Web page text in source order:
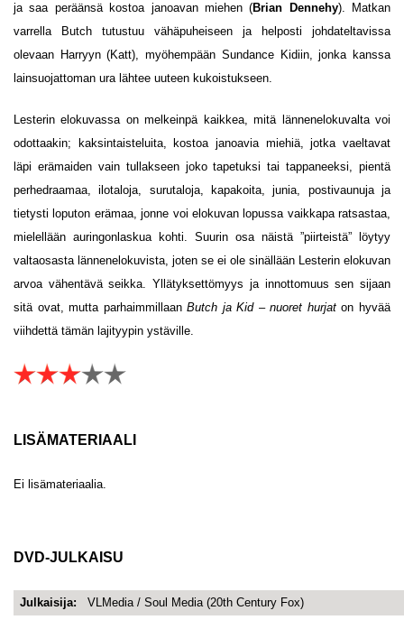
ja saa peräänsä kostoa janoavan miehen (Brian Dennehy). Matkan
varrella Butch tutustuu vähäpuheiseen ja helposti johdateltavissa
olevaan Harryyn (Katt), myöhempään Sundance Kidiin, jonka kanssa
lainsuojattoman ura lähtee uuteen kukoistukseen.
Lesterin elokuvassa on melkeinpä kaikkea, mitä lännenelokuvalta voi
odottaakin; kaksintaisteluita, kostoa janoavia miehiä, jotka vaeltavat
läpi erämaiden vain tullakseen joko tapetuksi tai tappaneeksi, pientä
perhedraamaa, ilotaloja, surutaloja, kapakoita, junia, postivaunuja ja
tietysti loputon erämaa, jonne voi elokuvan lopussa vaikkapa ratsastaa,
mielellään auringonlaskua kohti. Suurin osa näistä ”piirteistä” löytyy
valtaosasta lännenelokuvista, joten se ei ole sinällään Lesterin elokuvan
arvoa vähentävä seikka. Yllätyksettömyys ja innottomuus sen sijaan
sitä ovat, mutta parhaimmillaanButch ja Kid – nuoret hurjaton hyvää
viihdettä tämän lajityypin ystäville.
LISÄMATERIAALI
Ei lisämateriaalia.
DVD-JULKAISU
Julkaisija:
VLMedia / Soul Media (20th Century Fox)